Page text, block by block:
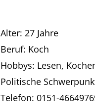
Alter: 27 Jahre
Beruf: Koch
Hobbys: Lesen,
Politische
Telefon: 0151-